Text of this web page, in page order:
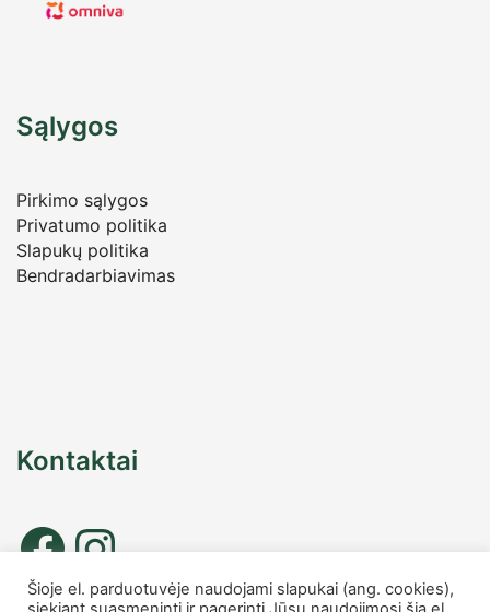
Sąlygos
Pirkimo sąlygos
Privatumo politika
Slapukų politika
Bendradarbiavimas
Kontaktai
Šioje el. parduotuvėje naudojami slapukai (ang. cookies),